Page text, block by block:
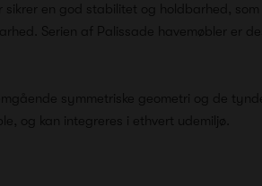
en god stabilitet og holdbarhed, som
Serien af Palissade havemøbler er
symmetriske geometri og de
og kan integreres i ethvert udemiljø.